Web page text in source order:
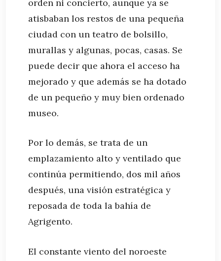
orden ni concierto, aunque ya se
atisbaban los restos de una pequeña
ciudad con un teatro de bolsillo,
murallas y algunas, pocas, casas. Se
puede decir que ahora el acceso ha
mejorado y que además se ha dotado
de un pequeño y muy bien ordenado
museo.
Por lo demás, se trata de un
emplazamiento alto y ventilado que
continúa permitiendo, dos mil años
después, una visión estratégica y
reposada de toda la bahía de
Agrigento.
El constante viento del noroeste